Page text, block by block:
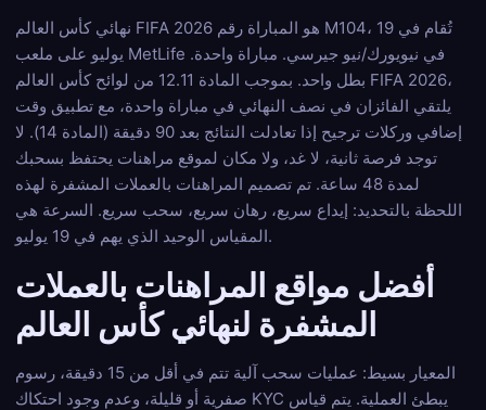
نهائي كأس العالم FIFA 2026 هو المباراة رقم M104، تُقام في 19
يوليو على ملعب MetLife في نيويورك/نيو جيرسي. مباراة واحدة.
بطل واحد. بموجب المادة 12.11 من لوائح كأس العالم FIFA 2026،
يلتقي الفائزان في نصف النهائي في مباراة واحدة، مع تطبيق وقت
إضافي وركلات ترجيح إذا تعادلت النتائج بعد 90 دقيقة (المادة 14). لا
توجد فرصة ثانية، لا غد، ولا مكان لموقع مراهنات يحتفظ بسحبك
لمدة 48 ساعة. تم تصميم المراهنات بالعملات المشفرة لهذه
اللحظة بالتحديد: إيداع سريع، رهان سريع، سحب سريع. السرعة هي
المقياس الوحيد الذي يهم في 19 يوليو.
أفضل مواقع المراهنات بالعملات
المشفرة لنهائي كأس العالم
المعيار بسيط: عمليات سحب آلية تتم في أقل من 15 دقيقة، رسوم
صفرية أو قليلة، وعدم وجود احتكاك KYC يبطئ العملية. يتم قياس